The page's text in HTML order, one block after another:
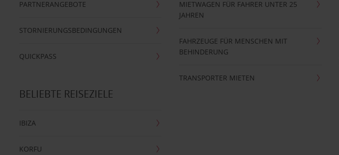
PARTNERANGEBOTE
STORNIERUNGSBEDINGUNGEN
QUICKPASS
MIETWAGEN FÜR FAHRER UNTER 25
JAHREN
FAHRZEUGE FÜR MENSCHEN MIT
BEHINDERUNG
TRANSPORTER MIETEN
BELIEBTE REISEZIELE
IBIZA
KORFU